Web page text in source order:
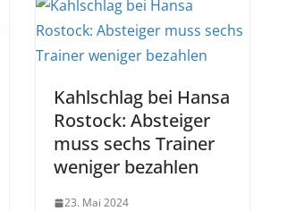
Kahlschlag bei Hansa
Rostock: Absteiger
muss sechs Trainer
weniger bezahlen
23. Mai 2024